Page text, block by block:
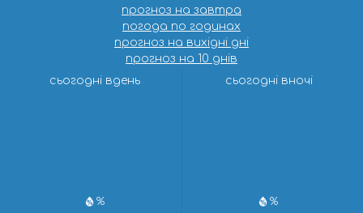
прогноз на завтра
погода по годинах
прогноз на вихідні дні
прогноз на 10 днів
сьогодні вдень
%
сьогодні вночі
%